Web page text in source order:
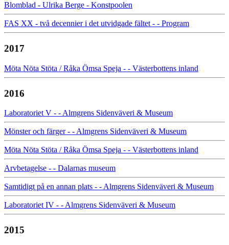
Blomblad - Ulrika Berge - Konstpoolen
FAS XX - två decennier i det utvidgade fältet - - Program
2017
Möta Nöta Stöta / Råka Ömsa Speja - - Västerbottens inland
2016
Laboratoriet V - - Almgrens Sidenväveri & Museum
Mönster och färger - - Almgrens Sidenväveri & Museum
Möta Nöta Stöta / Råka Ömsa Speja - - Västerbottens inland
Arvbetagelse - - Dalarnas museum
Samtidigt på en annan plats - - Almgrens Sidenväveri & Museum
Laboratoriet IV - - Almgrens Sidenväveri & Museum
2015